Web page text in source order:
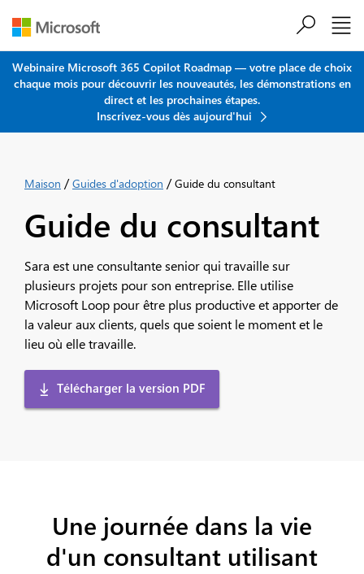
Webinaire Microsoft 365 Copilot Roadmap — votre place de choix
chaque mois pour découvrir les nouveautés, les démonstrations en
direct et les prochaines étapes.
Inscrivez-vous dès aujourd'hui
Maison /Guides d'adoption /Guide du consultant
Guide du consultant
Sara est une consultante senior qui travaille sur
plusieurs projets pour son entreprise. Elle utilise
Microsoft Loop pour être plus productive et apporter de
la valeur aux clients, quels que soient le moment et le
lieu où elle travaille.
Télécharger la version PDF
Une journée dans la vie
d'un consultant utilisant